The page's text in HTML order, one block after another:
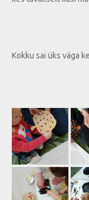
Kokku sai üks väga